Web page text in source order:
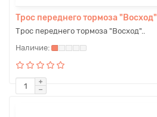
Трос переднего тормоза "Восход"
Трос переднего тормоза "Восход"..